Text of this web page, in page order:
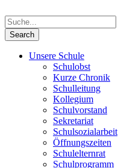
Unsere Schule
Schulobst
Kurze Chronik
Schulleitung
Kollegium
Schulvorstand
Sekretariat
Schulsozialarbeit
Öffnungszeiten
Schulelternrat
Schulprogramm